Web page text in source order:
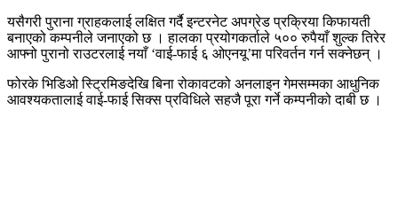
यसैगरी पुराना ग्राहकलाई लक्षित गर्दै इन्टरनेट अपग्रेड प्रक्रिया किफायती
बनाएको कम्पनीले जनाएको छ । हालका प्रयोगकर्ताले ५०० रुपैयाँ शुल्क तिरेर
आफ्नो पुरानो राउटरलाई नयाँ ‘वाई-फाई ६ ओएनयू’मा परिवर्तन गर्न सक्नेछन् ।
फोरके भिडिओ स्ट्रिमिङदेखि बिना रोकावटको अनलाइन गेमसम्मका आधुनिक
आवश्यकतालाई वाई-फाई सिक्स प्रविधिले सहजै पूरा गर्ने कम्पनीको दाबी छ ।